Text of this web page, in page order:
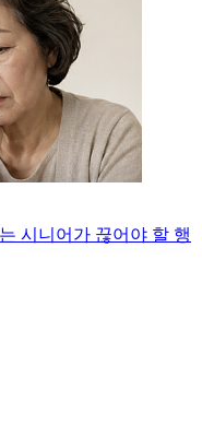
시니어가 끊어야 할 행